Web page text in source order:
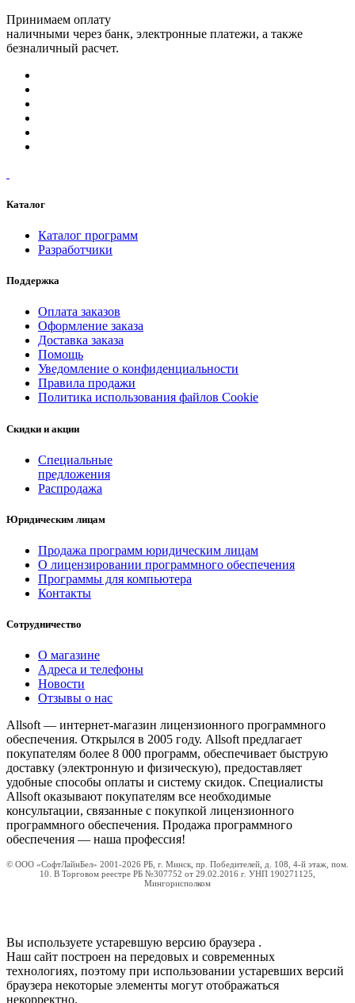
Принимаем оплату
наличными через банк, электронные платежи, а также
безналичный расчет.
Каталог
Каталог программ
Разработчики
Поддержка
Оплата заказов
Оформление заказа
Доставка заказа
Помощь
Уведомление о конфиденциальности
Правила продажи
Политика использования файлов Cookie
Скидки и акции
Специальные
предложения
Распродажа
Юридическим лицам
Продажа программ юридическим лицам
О лицензировании программного обеспечения
Программы для компьютера
Контакты
Сотрудничество
О магазине
Адреса и телефоны
Новости
Отзывы о нас
Allsoft — интернет-магазин лицензионного программного
обеспечения. Открылся в 2005 году. Allsoft предлагает
покупателям более 8 000 программ, обеспечивает быструю
доставку (электронную и физическую), предоставляет
удобные способы оплаты и систему скидок. Специалисты
Allsoft оказывают покупателям все необходимые
консультации, связанные с покупкой лицензионного
программного обеспечения. Продажа программного
обеспечения — наша профессия!
© ООО «СофтЛайнБел» 2001-2026 РБ, г. Минск, пр. Победителей, д. 108, 4-й этаж, пом.
10. В Торговом реестре РБ №307752 от 29.02.2016 г. УНП 190271125,
Мингорисполком
Вы используете устаревшую версию браузера .
Наш сайт построен на передовых и современных
технологиях, поэтому при использовании устаревших версий
браузера некоторые элементы могут отображаться
некорректно.